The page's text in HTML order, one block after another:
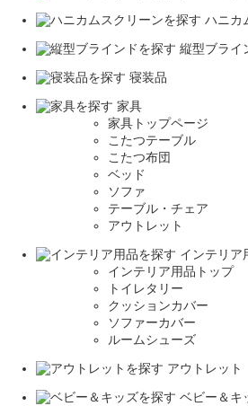
ハニカ
縦型ブライ
寝装品
家具
家具トップページ
こたつテーブル
こたつ布団
ベッド
ソファ
テーブル・チェア
アウトレット
インテリア
インテリア用品トップ
トイレタリー
クッションカバー
ソファーカバー
ルームシューズ
アウトレット
ベビー＆キ